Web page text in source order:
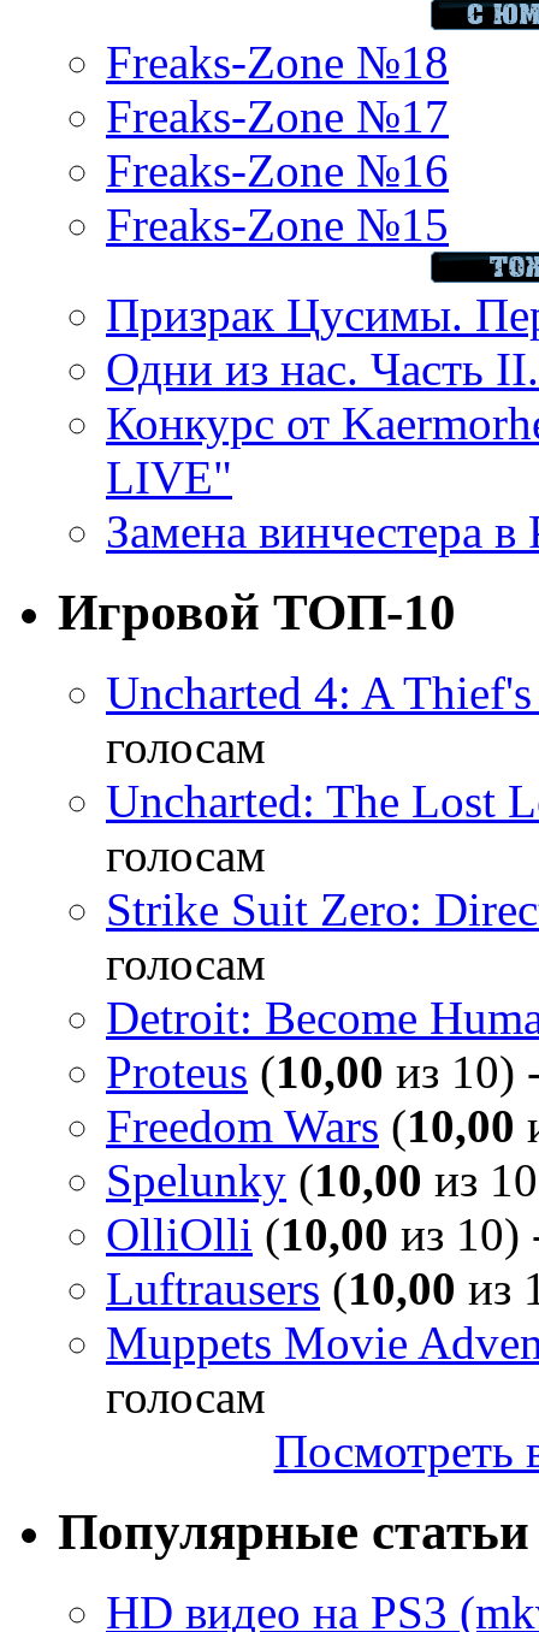
Freaks-Zone №18
Freaks-Zone №17
Freaks-Zone №16
Freaks-Zone №15
Призрак Цусимы.
Одни из нас. Часть
Конкурс от
LIVE"
Замена винчестера
Игровой ТОП-10
Uncharted 4: A
голосам
Uncharted: The Lost
голосам
Strike Suit Zero:
голосам
Detroit: Become
Proteus (10,00 из 10)
Freedom Wars (10,00
Spelunky (10,00 из
OlliOlli (10,00 из 10)
Luftrausers (10,00 из
Muppets Movie
голосам
Посмотреть
Популярные статьи
HD видео на PS3